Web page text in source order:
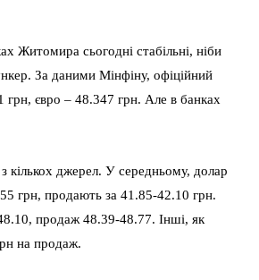
Житомира сьогодні стабільні, ніби
За даними Мінфіну, офіційний
євро – 48.347 грн. Але в банках
кількох джерел. У середньому, долар
грн, продають за 41.85-42.10 грн.
продаж 48.39-48.77. Інші, як
на продаж.